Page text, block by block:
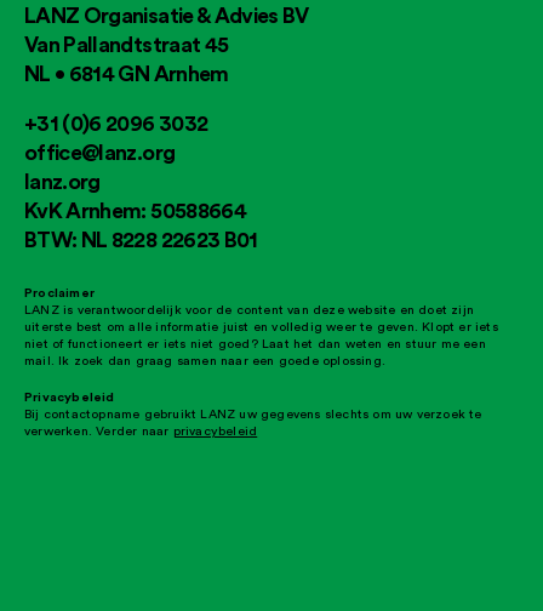
LANZ Organisatie & Advies BV
Van Pallandtstraat 45
NL • 6814 GN Arnhem
+31 (0)6 2096 3032
office@lanz.org
lanz.org
KvK Arnhem: 50588664
BTW: NL 8228 22623 B01
Proclaimer
LANZ is verantwoordelijk voor de content van deze website en doet zijn
uiterste best om alle informatie juist en volledig weer te geven. Klopt er iets
niet of functioneert er iets niet goed? Laat het dan weten en stuur me een
mail. Ik zoek dan graag samen naar een goede oplossing.
Privacybeleid
Bij contactopname gebruikt LANZ uw gegevens slechts om uw verzoek te
verwerken. Verder naar privacybeleid